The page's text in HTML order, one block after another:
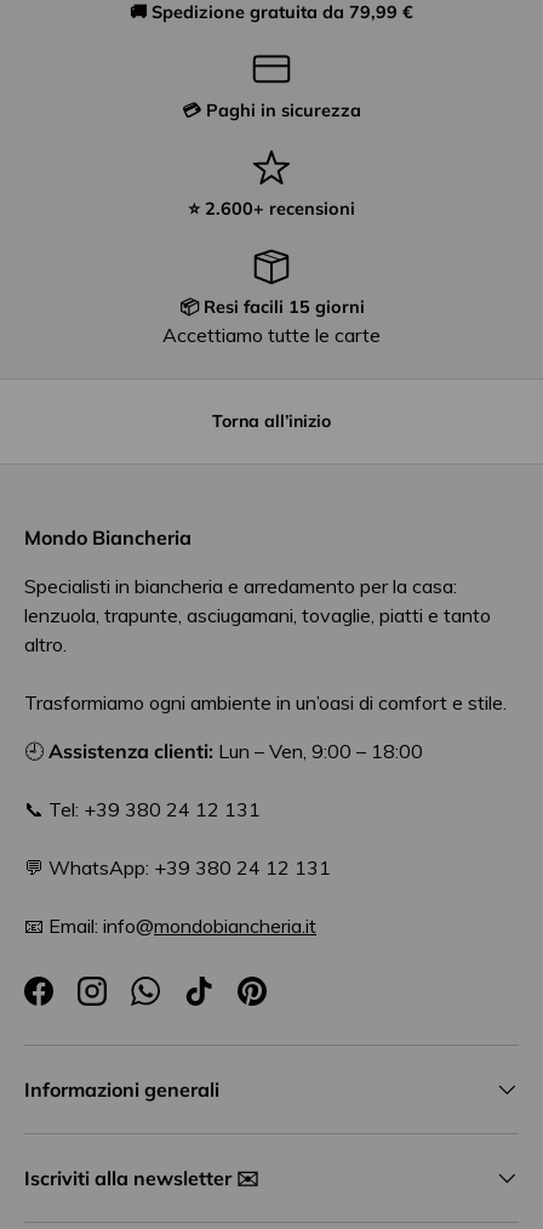
🚚 Spedizione gratuita da 79,99 €
💳 Paghi in sicurezza
⭐ 2.600+ recensioni
📦 Resi facili 15 giorni
Accettiamo tutte le carte
Torna all’inizio
Mondo Biancheria
Specialisti in biancheria e arredamento per la casa:
lenzuola, trapunte, asciugamani, tovaglie, piatti e tanto
altro.
Trasformiamo ogni ambiente in un’oasi di comfort e stile.
🕘 Assistenza clienti: Lun – Ven, 9:00 – 18:00
📞 Tel: +39 380 24 12 131
💬 WhatsApp: +39 380 24 12 131
📧 Email: info@mondobiancheria.it
FacebookInstagramWhatsApp
TikTokPinterest
Informazioni generali
Iscriviti alla newsletter ✉️